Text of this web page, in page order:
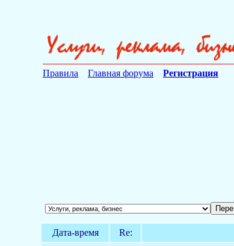
Правила Главная форума Регистрация
Дата-время Re: